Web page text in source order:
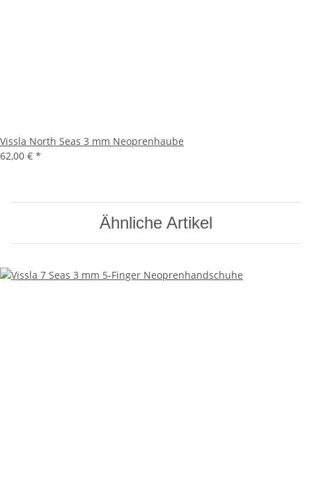
Vissla North Seas 3 mm Neoprenhaube
62,00 € *
Ähnliche Artikel